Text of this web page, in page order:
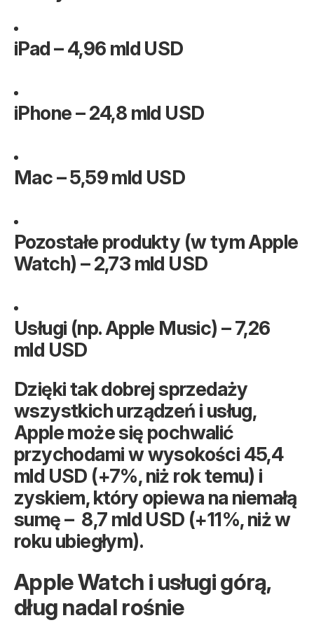
iPad – 4,96 mld USD
iPhone – 24,8 mld USD
Mac – 5,59 mld USD
Pozostałe produkty (w tym Apple
Watch) – 2,73 mld USD
Usługi (np. Apple Music) – 7,26
mld USD
Dzięki tak dobrej sprzedaży
wszystkich urządzeń i usług,
Apple może się pochwalić
przychodami w wysokości 45,4
mld USD (+7%, niż rok temu) i
zyskiem, który opiewa na niemałą
sumę – 8,7 mld USD (+11%, niż w
roku ubiegłym).
Apple Watch i usługi górą,
dług nadal rośnie